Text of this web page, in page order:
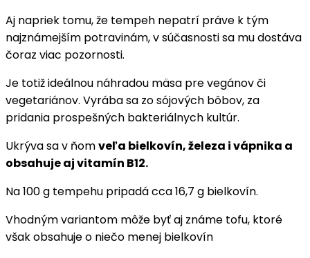
Aj napriek tomu, že tempeh nepatrí práve k tým
najznámejším potravinám, v súčasnosti sa mu dostáva
čoraz viac pozornosti.
Je totiž ideálnou náhradou mäsa pre vegánov či
vegetariánov. Vyrába sa zo sójových bôbov, za
pridania prospešných bakteriálnych kultúr.
Ukrýva sa v ňomveľa bielkovín, železa i vápnika a
obsahuje aj vitamín B12.
Na 100 g tempehu pripadá cca 16,7 g bielkovín.
Vhodným variantom môže byť aj známe tofu, ktoré
však obsahuje o niečo menej bielkovín